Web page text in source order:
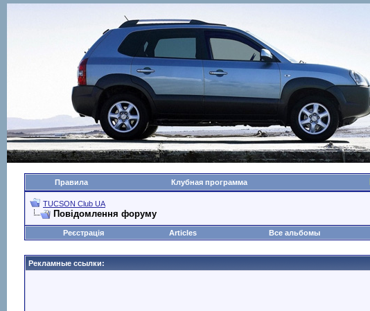
Правила Клубная программа
TUCSON Club UA
Повідомлення форуму
Реєстрація
Articles Все альбомы
Рекламные ссылки: